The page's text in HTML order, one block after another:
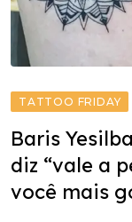
TATTOO FRIDAY
Baris
diz “vale a
você mais